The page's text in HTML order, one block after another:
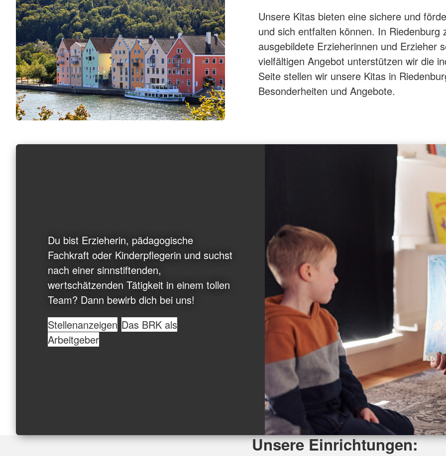
Unsere Kitas bieten eine sichere und
und sich entfalten können. In
ausgebildete Erzieherinnen und Erzieher
vielfältigen Angebot unterstützen wir die
Seite stellen wir unsere Kitas in
Besonderheiten und Angebote.
Du bist Erzieherin, pädagogische
Fachkraft oder Kinderpflegerin und suchst
nach einer sinnstiftenden,
wertschätzenden Tätigkeit in einem tollen
Team? Dann bewirb dich bei uns!
Stellenanzeigen Das BRK als
Arbeitgeber
Unsere Einrichtungen: